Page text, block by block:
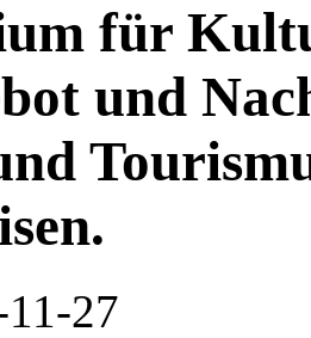
für
und
27